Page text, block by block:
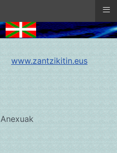
www.zantzikitin.eus
Anexuak
≡